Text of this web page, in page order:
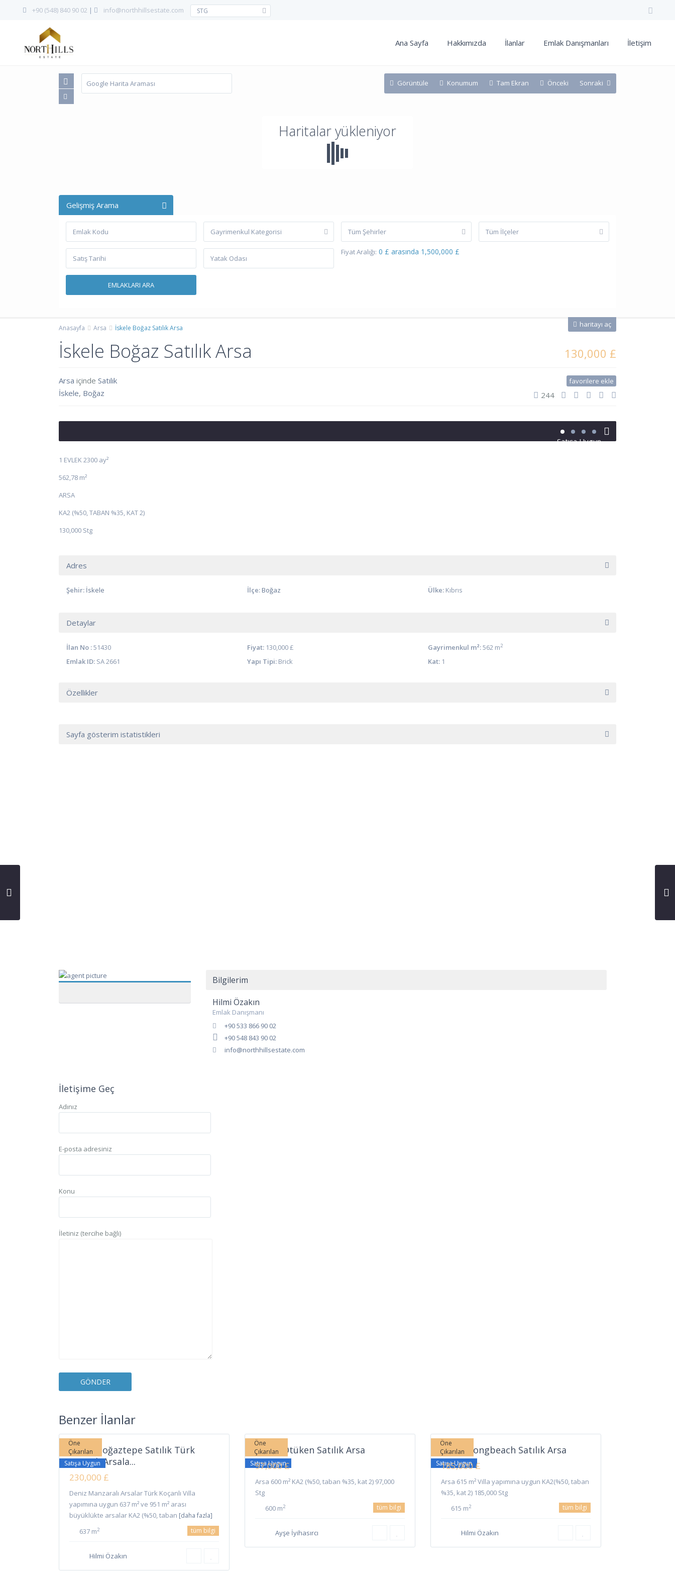
+90 (548) 840 90 02 | info@northhillsestate.com STG
Ana Sayfa Hakkımızda İlanlar Emlak Danışmanları İletişim
Haritalar yükleniyor
haritayı aç
Görüntüle Konumum Tam Ekran Önceki Sonraki
Gelişmiş Arama
Gayrimenkul Kategorisi Tüm Şehirler Tüm İlçeler
Fiyat Aralığı: 0 £ arasında 1,500,000 £
Anasayfa Arsa İskele Boğaz Satılık Arsa
İskele Boğaz Satılık Arsa 130,000 £
Arsa içinde Satılık
İskele, Boğaz
favorilere ekle
244
Satışa Uygun
1 EVLEK 2300 ay²
562,78 m²
ARSA
KA2 (%50, TABAN %35, KAT 2)
130,000 Stg
Adres
Şehir: İskele İlçe: Boğaz Ülke: Kıbrıs
Detaylar
İlan No :51430 Fiyat: 130,000 £ Gayrimenkul m²:562 m2
Emlak ID: SA 2661 Yapı Tipi: Brick Kat: 1
Özellikler
Sayfa gösterim istatistikleri
Bilgilerim
Hilmi Özakın
Emlak Danışmanı
+90 533 866 90 02
+90 548 843 90 02
info@northhillsestate.com
İletişime Geç
Adınız
E-posta adresiniz
Konu
İletiniz (tercihe bağlı)
Benzer İlanlar
Boğaztepe
İskele
Öne
Çıkarılan
Satışa Uygun
İskele Boğaztepe Satılık Türk
Koçanlı Arsala...
230,000 £
Deniz Manzaralı Arsalar Türk Koçanlı Villa
yapımına uygun 637 m² ve 951 m² arası
büyüklükte arsalar KA2 (%50, taban [daha fazla]
637 m2 tüm bilgi
Hilmi Özakın
Öne
Çıkarılan
Satışa Uygun
İskele Ötüken Satılık Arsa
97,000 £
Arsa 600 m² KA2 (%50, taban %35, kat 2) 97,000
Stg
600 m2 tüm bilgi
Ayşe İyihasırcı
Öne
Çıkarılan
Satışa Uygun
İskele Longbeach Satılık Arsa
185,000 £
Arsa 615 m² Villa yapımına uygun KA2(%50, taban
%35, kat 2) 185,000 Stg
615 m2 tüm bilgi
Hilmi Özakın